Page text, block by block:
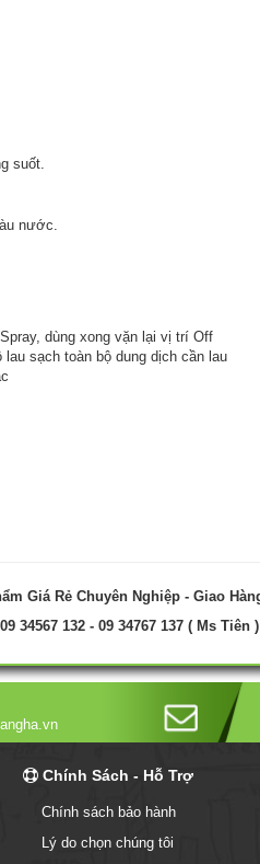
suốt.
nước.
dùng xong vặn lại vị trí Off
sạch toàn bộ dung dịch cần lau
Giá Rẻ Chuyên Nghiệp - Giao
34567 132 - 09 34767 137 ( Ms Tiên )
Chính Sách - Hỗ Trợ
Chính sách bảo hành
Lý do chọn chúng tôi